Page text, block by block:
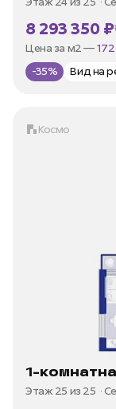
8 293 350 ₽
В ипотеку —от
Цена за м2 —
-35%
Вид на
Космо
1-
Этаж 25 из 25